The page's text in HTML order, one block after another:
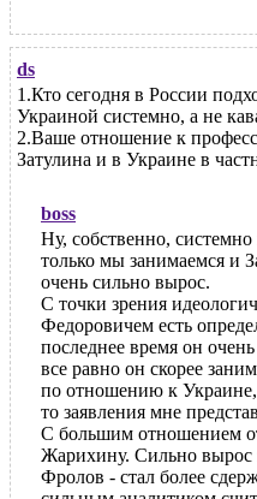
ds
1.Кто сегодня в России
Украиной системно, а не
2.Ваше отношение к
Затулина и в Украине в
boss
Ну, собственно,
только мы занимаемся и
очень сильно вырос.
С точки зрения
Федоровичем есть
последнее время он
все равно он скорее
по отношению к
то заявления мне
С большим отношением
Жарихину. Сильно
Фролов - стал более